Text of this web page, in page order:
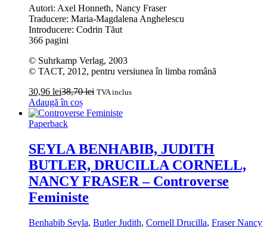
Autori: Axel Honneth, Nancy Fraser
Traducere: Maria-Magdalena Anghelescu
Introducere: Codrin Tăut
366 pagini
© Suhrkamp Verlag, 2003
© TACT, 2012, pentru versiunea în limba română
30,96 lei38,70lei TVA inclus
Adaugă în coș
Paperback
SEYLA BENHABIB, JUDITH
BUTLER, DRUCILLA CORNELL,
NANCY FRASER – Controverse
Feministe
Benhabib Seyla, Butler Judith, Cornell Drucilla, Fraser Nancy